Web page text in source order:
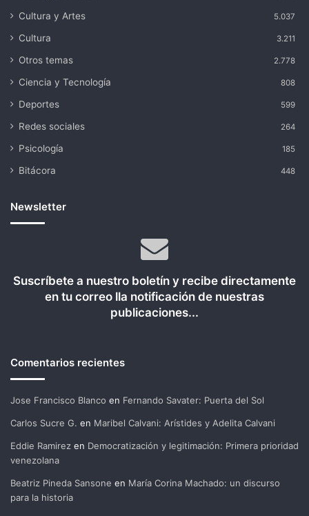
Cultura y Artes 5.037
Cultura 3.211
Otros temas 2.778
Ciencia y Tecnología 808
Deportes 599
Redes sociales 264
Psicología 185
Bitácora 448
Newsletter
Suscríbete a nuestro boletín y recibe directamente
en tu correo lla notificación de nuestras
publicaciones...
Comentarios recientes
Jose Francisco Blanco en Fernando Savater: Puerta del Sol
Carlos Sucre G. en Maribel Calvani: Arístides y Adelita Calvani
Eddie Ramirez en Democratización y legitimación: Primera prioridad
venezolana
Beatriz Pineda Sansone en María Corina Machado: un discurso
para la historia